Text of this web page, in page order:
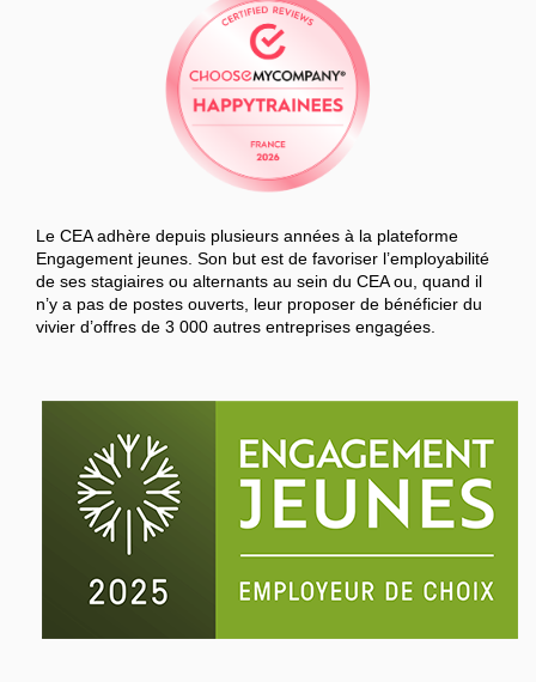
Le CEA adhère depuis plusieurs années à la plateforme
Engagement jeunes. Son but est de favoriser l’employabilité
de ses stagiaires ou alternants au sein du CEA ou, quand il
n’y a pas de postes ouverts, leur proposer de bénéficier du
vivier d’offres de 3 000 autres entreprises engagées.